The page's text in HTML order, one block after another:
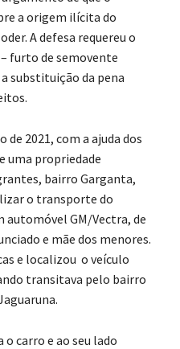
a origem ilícita do
A defesa requereu o
furto de semovente
substituição da pena
de 2021, com a ajuda dos
uma propriedade
bairro Garganta,
o transporte do
automóvel GM/Vectra, de
e mãe dos menores.
e localizou o veículo
transitava pelo bairro
carro e ao seu lado